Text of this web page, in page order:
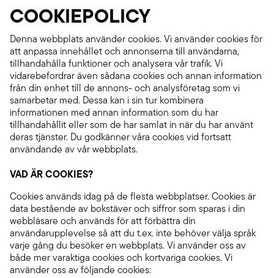
COOKIEPOLICY
Denna webbplats använder cookies. Vi använder cookies för
att anpassa innehållet och annonserna till användarna,
tillhandahålla funktioner och analysera vår trafik. Vi
vidarebefordrar även sådana cookies och annan information
från din enhet till de annons- och analysföretag som vi
samarbetar med. Dessa kan i sin tur kombinera
informationen med annan information som du har
tillhandahållit eller som de har samlat in när du har använt
deras tjänster. Du godkänner våra cookies vid fortsatt
användande av vår webbplats.
VAD ÄR COOKIES?
Cookies används idag på de flesta webbplatser. Cookies är
data bestående av bokstäver och siffror som sparas i din
webbläsare och används för att förbättra din
användarupplevelse så att du t.ex. inte behöver välja språk
varje gång du besöker en webbplats. Vi använder oss av
både mer varaktiga cookies och kortvariga cookies. Vi
använder oss av följande cookies: